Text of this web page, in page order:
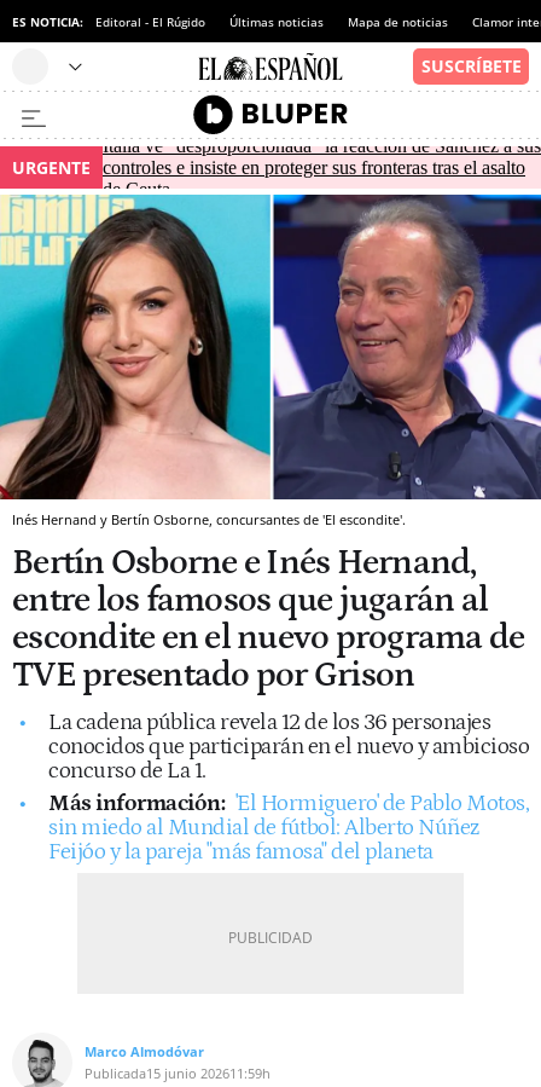
ES NOTICIA: Editoral - El Rúgido Últimas noticias Mapa de noticias Clamor
URGENTE
Italia ve "desproporcionada" la reacción de Sánchez a sus
controles e insiste en proteger sus fronteras tras el asalto
de Ceuta
Inés Hernand y Bertín Osborne, concursantes de 'El escondite'.
Bertín Osborne e Inés Hernand,
entre los famosos que jugarán al
escondite en el nuevo programa de
TVE presentado por Grison
La cadena pública revela 12 de los 36 personajes
conocidos que participarán en el nuevo y ambicioso
concurso de La 1.
Más información: 'El Hormiguero' de Pablo Motos,
sin miedo al Mundial de fútbol: Alberto Núñez
Feijóo y la pareja "más famosa" del planeta
Marco Almodóvar
Publicada15 junio 202611:59h